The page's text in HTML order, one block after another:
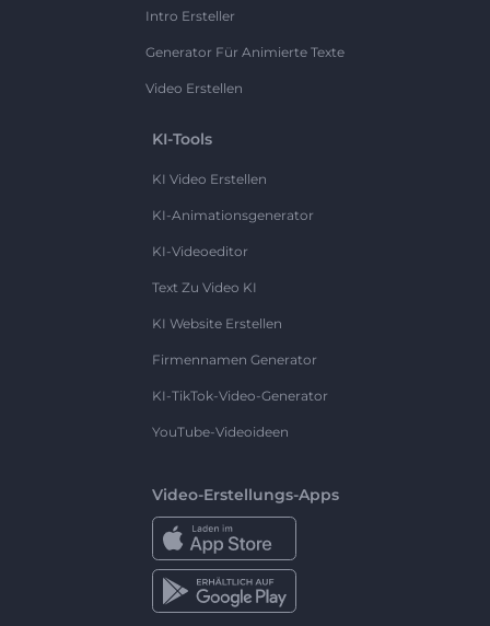
Intro Ersteller
Generator Für Animierte Texte
Video Erstellen
KI-Tools
KI Video Erstellen
KI-Animationsgenerator
KI-Videoeditor
Text Zu Video KI
KI Website Erstellen
Firmennamen Generator
KI-TikTok-Video-Generator
YouTube-Videoideen
Video-Erstellungs-Apps